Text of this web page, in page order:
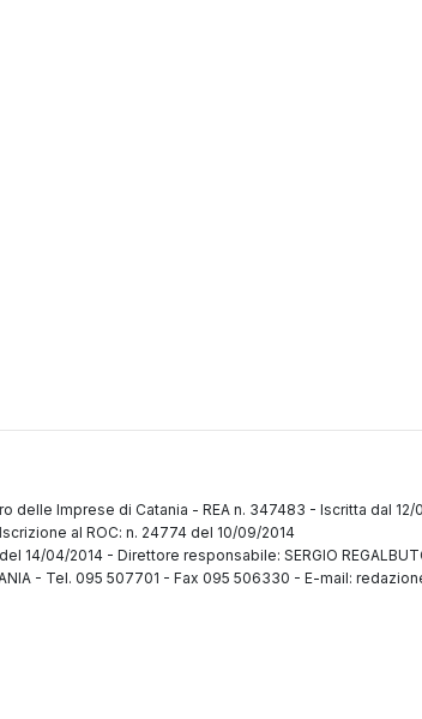
delle Imprese di Catania - REA n. 347483 - Iscritta dal 12/
Iscrizione al ROC: n. 24774 del 10/09/2014
14/04/2014 - Direttore responsabile: SERGIO
- Tel. 095 507701 - Fax 095 506330 - E-mail: